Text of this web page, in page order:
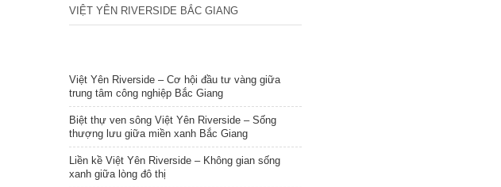
VIỆT YÊN RIVERSIDE BẮC GIANG
Việt Yên Riverside – Cơ hội đầu tư vàng giữa
trung tâm công nghiệp Bắc Giang
Biệt thự ven sông Việt Yên Riverside – Sống
thượng lưu giữa miền xanh Bắc Giang
Liền kề Việt Yên Riverside – Không gian sống
xanh giữa lòng đô thị